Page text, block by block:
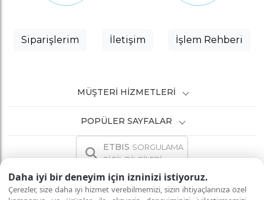
Daha iyi bir deneyim için izninizi istiyoruz.
Çerezler, size daha iyi hizmet verebilmemizi, sizin ihtiyaçlarınıza özel
Siparişlerim İletişim İşlem Rehberi
MÜŞTERI HIZMETLERI
POPÜLER SAYFALAR
ETBIS SORGULAMA
SİCİL BİLGİLERİ